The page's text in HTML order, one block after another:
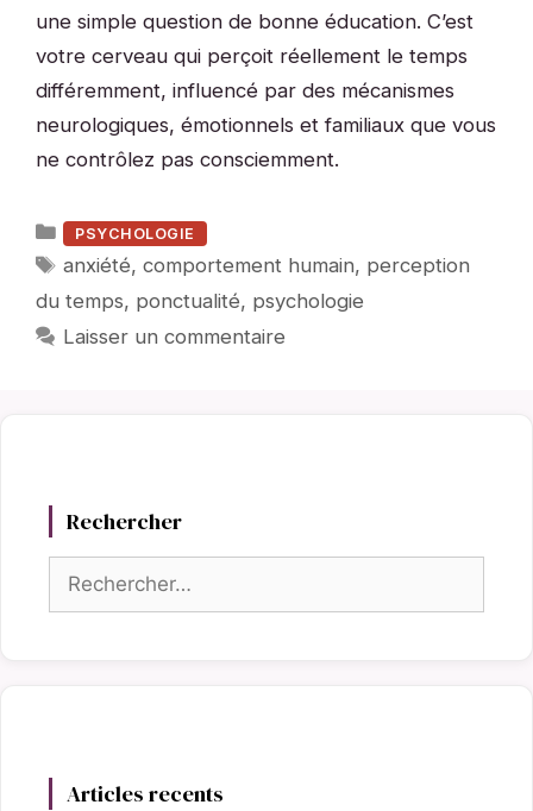
une simple question de bonne éducation. C’est
votre cerveau qui perçoit réellement le temps
différemment, influencé par des mécanismes
neurologiques, émotionnels et familiaux que vous
ne contrôlez pas consciemment.
Catégories
PSYCHOLOGIE
Étiquettes
anxiété,comportement humain, perception
du temps, ponctualité, psychologie
Laisser un commentaire
Rechercher
Rechercher :
Articles recents